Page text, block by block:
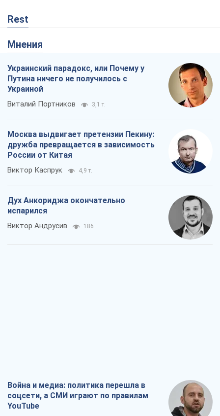
Rest
Мнения
Украинский парадокс, или Почему у
Путина ничего не получилось с
Украиной
Виталий Портников 3,1 т.
Москва выдвигает претензии Пекину:
дружба превращается в зависимость
России от Китая
Виктор Каспрук 4,9 т.
Дух Анкориджа окончательно
испарился
Виктор Андрусив 186
Война и медиа: политика перешла в
соцсети, а СМИ играют по правилам
YouTube